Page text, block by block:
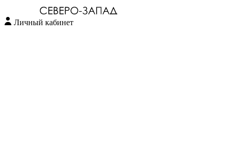
Личный кабинет